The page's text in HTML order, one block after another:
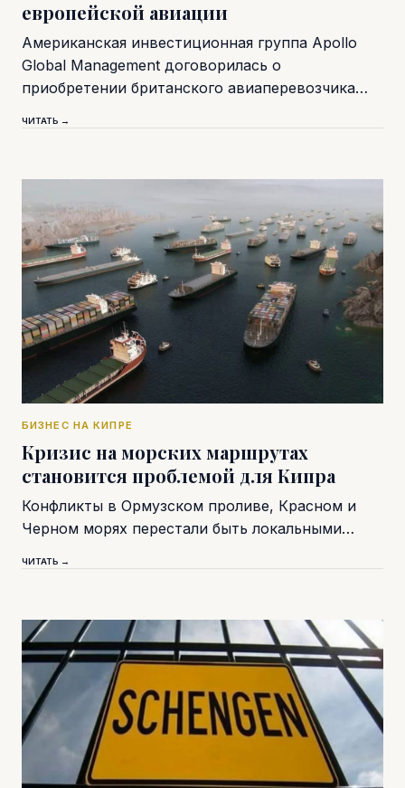
европейской авиации
Американская инвестиционная группа Apollo
Global Management договорилась о
приобретении британского авиаперевозчика…
ЧИТАТЬ →
БИЗНЕС НА КИПРЕ
Кризис на морских маршрутах
становится проблемой для Кипра
Конфликты в Ормузском проливе, Красном и
Черном морях перестали быть локальными…
ЧИТАТЬ →